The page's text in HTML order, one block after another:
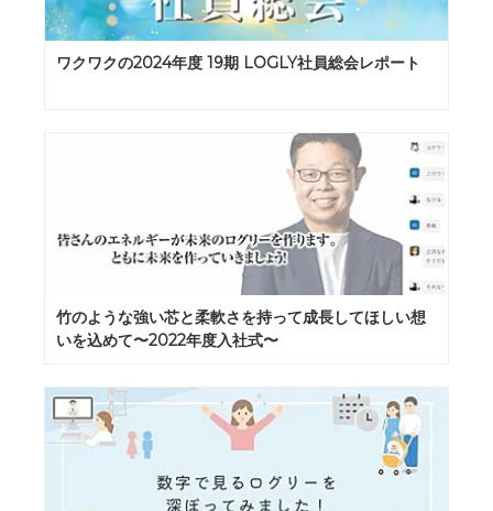
ワクワクの2024年度 19期 LOGLY社員総会レポート
竹のような強い芯と柔軟さを持って成長してほしい想
いを込めて〜2022年度入社式〜